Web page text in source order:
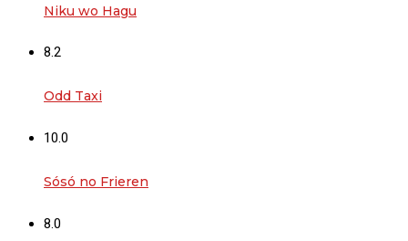
Niku wo Hagu
8.2
Odd Taxi
10.0
Sósó no Frieren
8.0